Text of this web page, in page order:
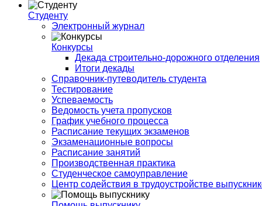
Студенту
Электронный журнал
Конкурсы
Декада строительно-дорожного отделения
Итоги декады
Справочник-путеводитель студента
Тестирование
Успеваемость
Ведомость учета пропусков
График учебного процесса
Расписание текущих экзаменов
Экзаменационные вопросы
Расписание занятий
Производственная практика
Студенческое самоуправление
Центр содействия в трудоустройстве